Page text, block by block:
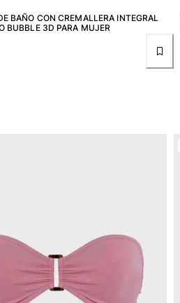
BAÑO CON CREMALLERA INTEGRAL
BUBBLE 3D PARA MUJER